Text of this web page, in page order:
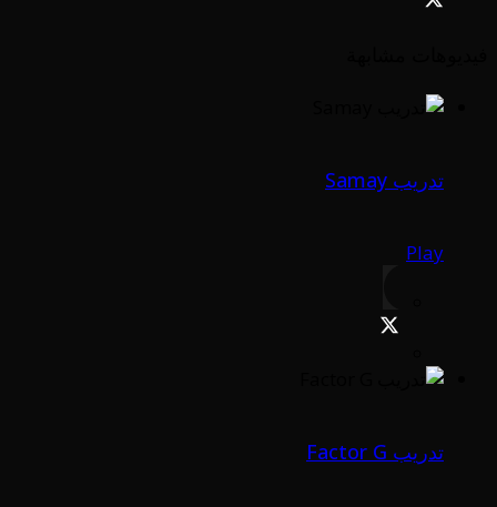
تدريب Samay
Play
تدريب Factor G